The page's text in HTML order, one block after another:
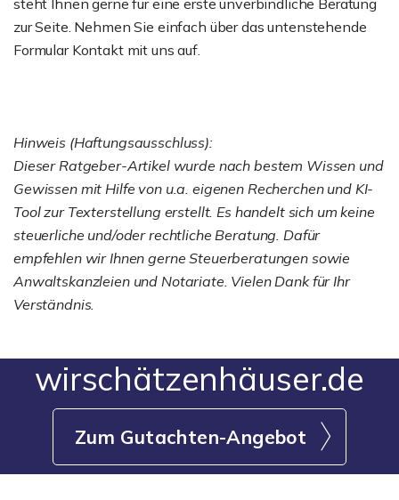
steht Ihnen gerne für eine erste unverbindliche Beratung
zur Seite. Nehmen Sie einfach über das untenstehende
Formular Kontakt mit uns auf.
Hinweis (Haftungsausschluss):
Dieser Ratgeber-Artikel wurde nach bestem Wissen und
Gewissen mit Hilfe von u.a. eigenen Recherchen und KI-
Tool zur Texterstellung erstellt. Es handelt sich um keine
steuerliche und/oder rechtliche Beratung. Dafür
empfehlen wir Ihnen gerne Steuerberatungen sowie
Anwaltskanzleien und Notariate. Vielen Dank für Ihr
Verständnis.
wirschätzenhäuser.de
Zum Gutachten-Angebot